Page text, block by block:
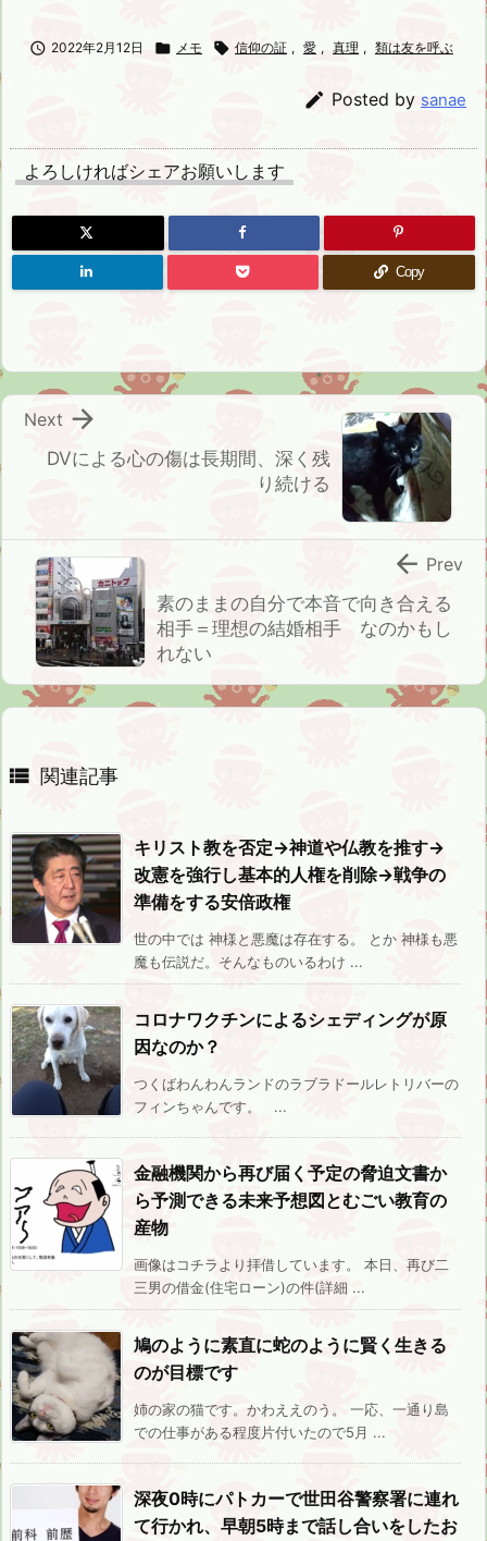
 2022年2月12日  メモ  信仰の証 , 愛 , 真理 , 類は友を呼ぶ
 Posted by sanae
よろしければシェアお願いします
Copy
DVによる心の傷は長期間、深く残
り続ける

Next
素のままの自分で本音で向き合える
相手＝理想の結婚相手 なのかもし
れない
 Prev
 関連記事
キリスト教を否定→神道や仏教を推す→
改憲を強行し基本的人権を削除→戦争の
準備をする安倍政権
世の中では 神様と悪魔は存在する。 とか 神様も悪
魔も伝説だ。そんなものいるわけ ...
コロナワクチンによるシェディングが原
因なのか？
つくばわんわんランドのラブラドールレトリバーの
フィンちゃんです。 ...
金融機関から再び届く予定の脅迫文書か
ら予測できる未来予想図とむごい教育の
産物
画像はコチラより拝借しています。 本日、再び二
三男の借金(住宅ローン)の件(詳細 ...
鳩のように素直に蛇のように賢く生きる
のが目標です
姉の家の猫です。かわええのう。 一応、一通り島
での仕事がある程度片付いたので5月 ...
深夜0時にパトカーで世田谷警察署に連れ
て行かれ、早朝5時まで話し合いをしたお